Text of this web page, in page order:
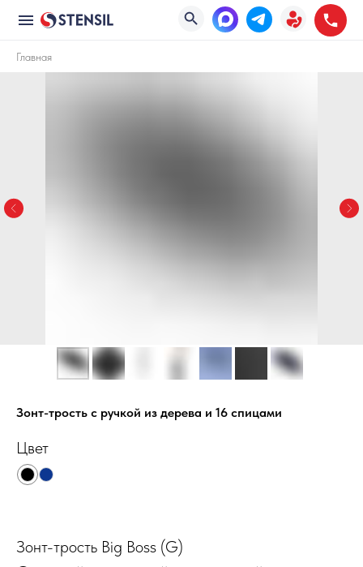
Главная
Зонт-трость с ручкой из дерева и 16 спицами
Цвет
Зонт-трость Big Boss (G)